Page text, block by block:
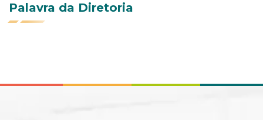
Palavra da Diretoria